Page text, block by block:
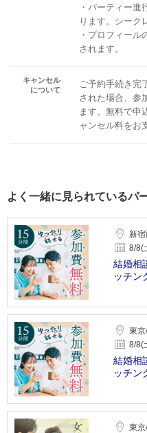
・パーティー進
ります。シーク
・プロフィール
されます。
キャンセル
について
ご予約手続き完
された場合、参
ます。無料で申
ャンセル料をお
よく一緒に見られているパ
新
8/8(
結婚相
ッチン
東
8/8(
結婚相
ッチン
東